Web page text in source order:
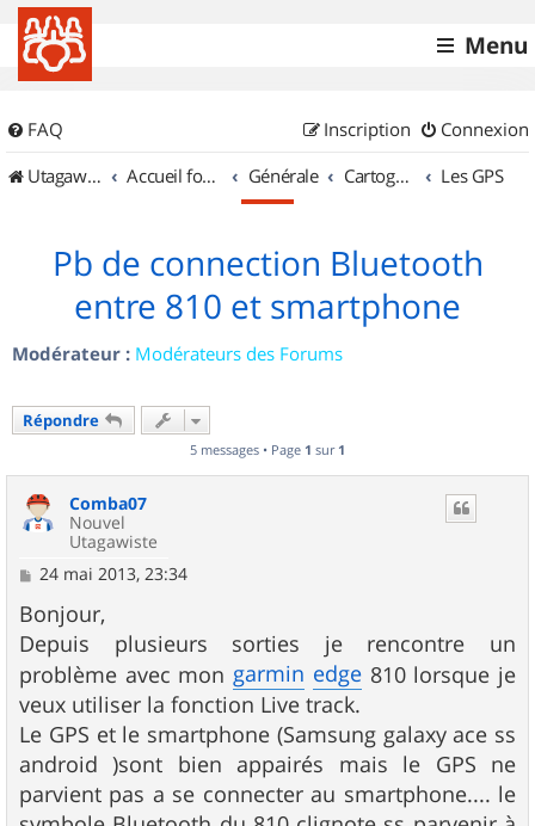
Menu
FAQ Connexion
Inscription
UtagawaVTT (Randos VTT et VTTAE avec traces GPS)
Accueil forum Générale Cartographie et GPS Les GPS
Pb de connection Bluetooth
entre 810 et smartphone
Modérateur : Modérateurs des Forums
Répondre
5 messages • Page 1 sur 1
Comba07
Nouvel
Utagawiste
M
s
s
a
g
e
24 mai 2013, 23:34
Bonjour,
Depuis plusieurs sorties je rencontre un
problème avec mongarmin edge810 lorsque je
veux utiliser la fonction Live track.
Le GPS et le smartphone (Samsung galaxy ace ss
android )sont bien appairés mais le GPS ne
parvient pas a se connecter au smartphone.... le